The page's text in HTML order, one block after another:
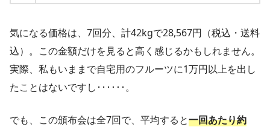
気になる価格は、7回分、計42kgで28,567円（税込・送料
込）。この金額だけを見ると高く感じるかもしれません。
実際、私もいままで自宅用のフルーツに1万円以上を出し
たことはないですし･･････。
でも、この頒布会は全7回で、平均すると一回あたり約